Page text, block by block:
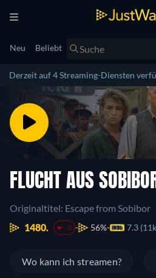
Neu Beliebt
Derzeit auf 4 Streaming-Diensten
FLUCHT AUS
Originaltitel: Escape from Sobibor
1480.
-2 56% 7.3
Wo kann ich streamen?